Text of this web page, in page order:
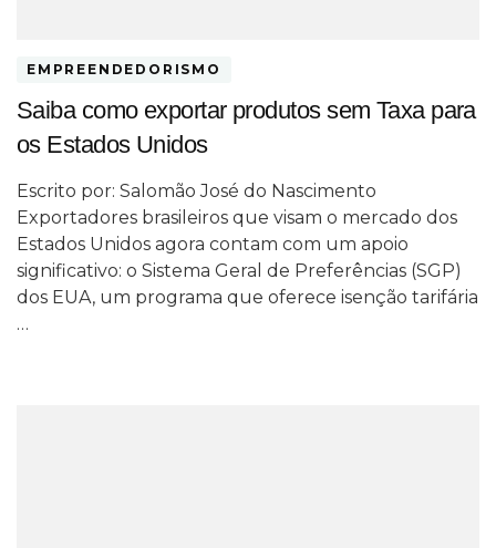
EMPREENDEDORISMO
Saiba como exportar produtos sem Taxa para
os Estados Unidos
Escrito por: Salomão José do Nascimento
Exportadores brasileiros que visam o mercado dos
Estados Unidos agora contam com um apoio
significativo: o Sistema Geral de Preferências (SGP)
dos EUA, um programa que oferece isenção tarifária
…